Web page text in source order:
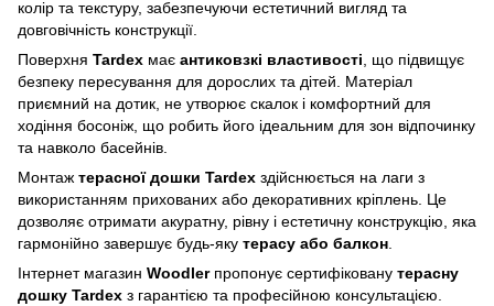
колір та текстуру, забезпечуючи естетичний вигляд та
довговічність конструкції.
Поверхня Tardex має антиковзкі властивості , що підвищує
безпеку пересування для дорослих та дітей. Матеріал
приємний на дотик, не утворює скалок і комфортний для
ходіння босоніж, що робить його ідеальним для зон відпочинку
та навколо басейнів.
Монтаж терасної дошки Tardex здійснюється на лаги з
використанням прихованих або декоративних кріплень. Це
дозволяє отримати акуратну, рівну і естетичну конструкцію, яка
гармонійно завершує будь-яку терасу або балкон
Інтернет магазин Woodlerпропонує сертифіковану терасну
дошку Tardex з гарантією та професійною консультацією.